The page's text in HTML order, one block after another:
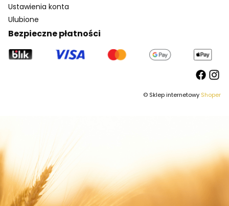
Ustawienia konta
Ulubione
Bezpieczne płatności
© Sklep internetowy Shoper